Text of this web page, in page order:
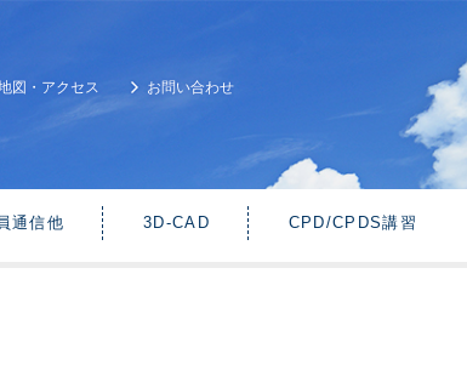
図・アクセス お問い合わせ
通信他 3D-CAD CPD/CPDS講習